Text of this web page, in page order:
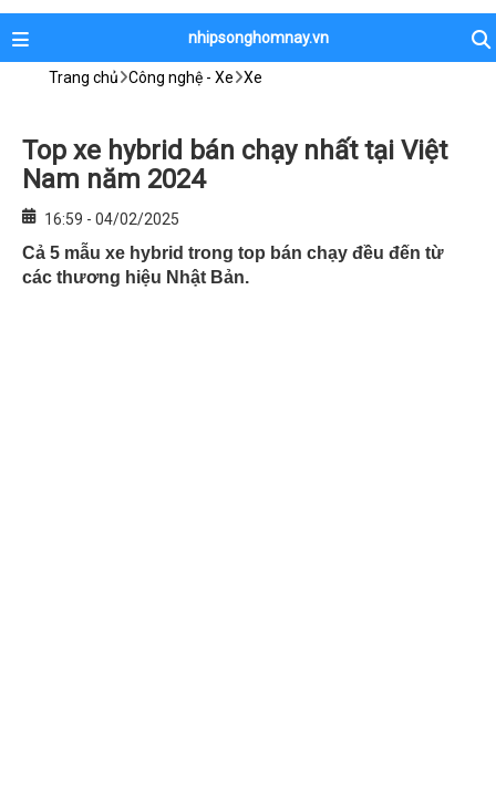
nhipsonghomnay.vn
Trang chủ Công nghệ - Xe Xe
Top xe hybrid bán chạy nhất tại Việt
Nam năm 2024
16:59 - 04/02/2025
Cả 5 mẫu xe hybrid trong top bán chạy đều đến từ
các thương hiệu Nhật Bản.